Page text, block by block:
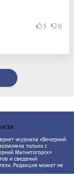
5 0
журнала «Вечерний
только с
Магнитогорск»
и сведений
Редакция может не